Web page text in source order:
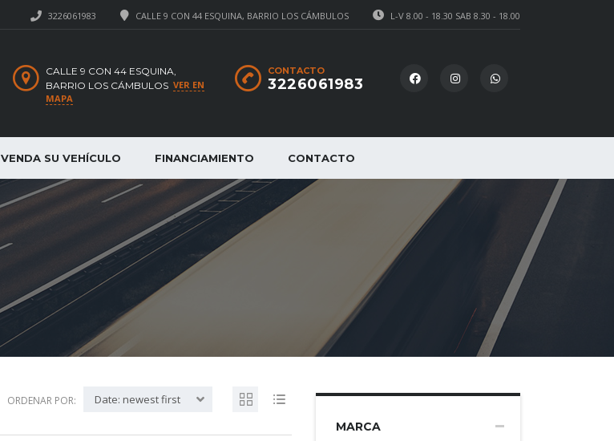
L-V 8.00 - 18.30 SAB 8.30 - 18.00
CALLE 9 CON 44 ESQUINA, BARRIO LOS CÁMBULOS
3226061983
CONTACTO
3226061983
CALLE 9 CON 44 ESQUINA,
BARRIO LOS CÁMBULOS VER EN
MAPA
VENDA SU VEHÍCULO FINANCIAMIENTO CONTACTO
MARCA
ORDENAR POR: Date: newest first